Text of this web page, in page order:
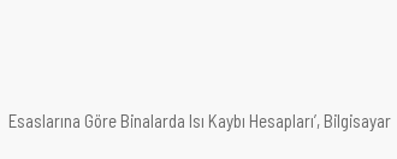
Göre Binalarda Isı Kaybı Hesapları’, Bilgisayar